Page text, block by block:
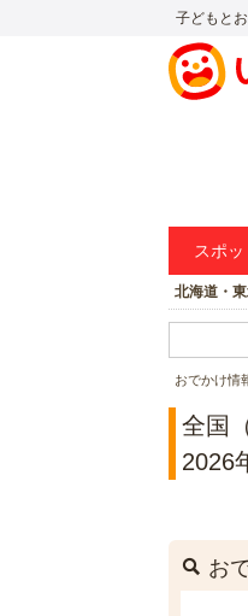
子どもと
スポッ
北海道・
おでかけ情
全国
2026
お